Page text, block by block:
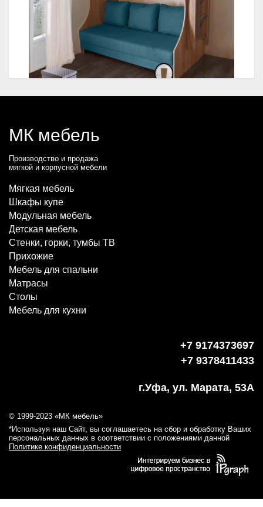
МК мебель
Производство и продажа
мягкой и корпусной мебели
Мягкая мебель
Шкафы купе
Модульная мебель
Детская мебель
Стенки, горки, тумбы ТВ
Прихожие
Мебель для спальни
Матрасы
Столы
Мебель для кухни
+7 9174373697
+7 9378411433
г.Уфа, ул. Марата, 53А
© 1999-2023 «МК мебель»
*Используя наш Сайт, вы соглашаетесь на сбор и обработку Ваших
персональных данных в соответствии с положениями данной
Политике конфиденциальности